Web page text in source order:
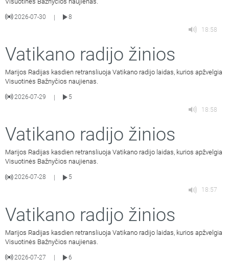
2026-07-30 |
8
18:58
Vatikano radijo žinios
Marijos Radijas kasdien retransliuoja Vatikano radijo laidas, kurios apžvelgia
Visuotinės Bažnyčios naujienas.
2026-07-29 |
5
18:58
Vatikano radijo žinios
Marijos Radijas kasdien retransliuoja Vatikano radijo laidas, kurios apžvelgia
Visuotinės Bažnyčios naujienas.
2026-07-28
5
18:57
Vatikano radijo žinios
Marijos Radijas kasdien retransliuoja Vatikano radijo laidas, kurios apžvelgia
Visuotinės Bažnyčios naujienas.
2026-07-27 6